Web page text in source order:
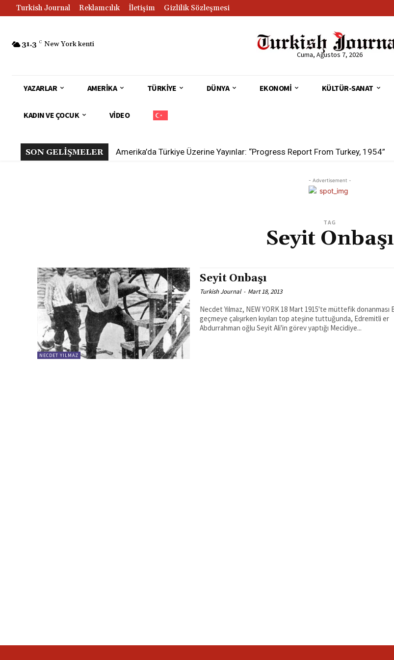
Turkish Journal Reklamcılık İletişim Gizlilik Sözleşmesi
31.3 C New York kenti
Cuma, Ağustos 7, 2026
YAZARLAR AMERIKA TÜRKIYE DÜNYA EKONOMI KÜLTÜR-SANAT
KADIN VE ÇOCUK VIDEO
SON GELİŞMELER Amerika’da Türkiye Üzerine Yayınlar: “Progress Report From Turkey, 1954”
- Advertisement -
TAG
Seyit Onbaşı
NECDET YILMAZ
Seyit Onbaşı
Turkish Journal - Mart 18, 2013
Necdet Yılmaz, NEW YORK 18 Mart 1915'te müttefik donanması Boğaz'ı
geçmeye çalışırken kıyıları top ateşine tuttuğunda, Edremitli er
Abdurrahman oğlu Seyit Ali'in görev yaptığı Mecidiye...